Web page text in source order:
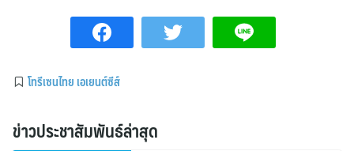
โทรีเซนไทย เอเยนต์ซีส์
ข่าวประชาสัมพันธ์ล่าสุด